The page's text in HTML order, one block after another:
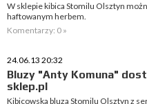
W sklepie kibica Stomilu Olsztyn
haftowanym herbem.
Komentarzy: 0 »
24.06.13 20:32
Bluzy "Anty Komuna"
sklep.pl
Kibicowska bluza Stomilu Olsztyn z